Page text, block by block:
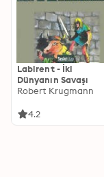
Labirent - İki
Dünyanın Savaşı
Robert Krugmann
4.2